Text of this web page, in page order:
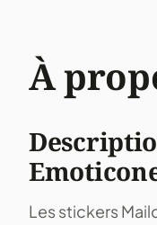
À
Les stickers